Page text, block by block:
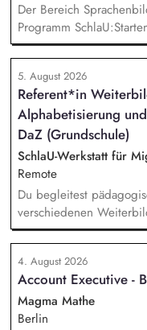
Der Bereich
Programm
"Alphabetisierung in
zukünftig weitere auf
mit den Schwerpunkten
rassismuskritisches
die Berufliche Bildung.
entwickelt in seinen
innovative
Fachkräfte mit daran
5. August 2026
Referent*in
Alphabetisierung
DaZ (Grundschule)
SchlaU-Werkstatt für
Remote
Du begleitest
verschiedenen
Online-Workshops bis
Online-Selbstlernkurse
Die inhaltlichen
Bereichen Lesen
Alphabetisierung in der
4. August 2026
Account Executive -
Magma Mathe
Berlin